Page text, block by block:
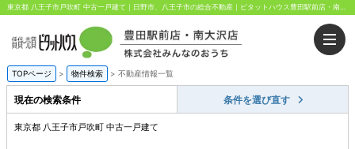
東京都 八王子市戸吹町 中古一戸建て｜日野市、八王子市の総合不動産｜ピタットハウス豊田駅前店・南大沢店｜株式会社みんなのおうち
TOPページ > 物件検索 > 不動産情報一覧
現在の検索条件 条件を選び直す
東京都 八王子市戸吹町 中古一戸建て